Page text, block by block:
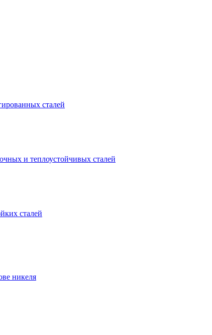
сталей
и теплоустойчивых сталей
сталей
никеля